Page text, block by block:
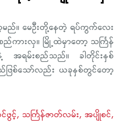
မည်။ မေဦးတို့နေတဲ့ ရပ်ကွက်လေး
ည်ကားလှ။ မြို့ထဲမှာတော့ သင်္ကြန်
နဲ့ အရမ်းစည်သည်။ ခါတိုင်းနှစ်
ြစ်သော်လည်း ယခုနှစ်တွင်တော့
ဖွင့် သင်္ကြန်ဇာတ်လမ်း အပျိုစင်